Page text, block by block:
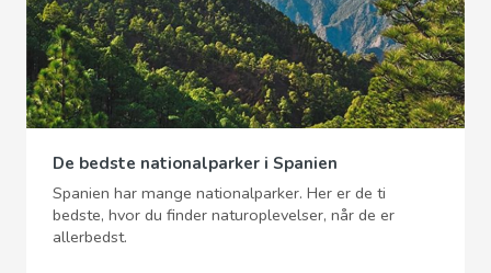
De bedste nationalparker i Spanien
Spanien har mange nationalparker. Her er de ti
bedste, hvor du finder naturoplevelser, når de er
allerbedst.